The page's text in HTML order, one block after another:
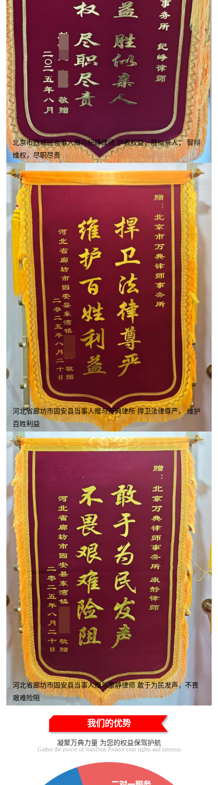
北京市西城区当事人赠与纪峥律师 护我权益，胜似亲人； 智辩
维权，尽职尽责
河北省廊坊市固安县当事人赠与万典律所 捍卫法律尊严， 维护
百姓利益
河北省廊坊市固安县当事人赠与康静律师 敢于为民发声，不畏
艰难险阻
我们的优势
凝聚万典力量 为您的权益保驾护航
Gather the power of WanDian Protect your rights and interests